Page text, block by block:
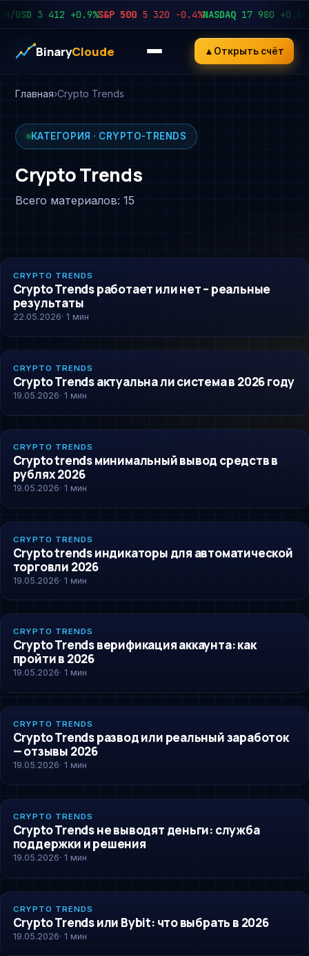
3 412 +0.9%S&P 500 5 320 −0.4%NASDAQ 17 980 +0.6%
BinaryCloude ▲ Открыть счёт
Главная Crypto Trends
КАТЕГОРИЯ · CRYPTO-TRENDS
Crypto Trends
Всего материалов: 15
CRYPTO-TRENDS
CRYPTO TRENDS
Crypto Trends работает или нет – реальные
результаты
22.05.2026· 1 мин
CRYPTO-TRENDS
CRYPTO TRENDS
Crypto Trends актуальна ли система в 2026 году
19.05.2026· 1 мин
CRYPTO-TRENDS
CRYPTO TRENDS
Crypto trends минимальный вывод средств в
рублях 2026
19.05.2026· 1 мин
CRYPTO-TRENDS
CRYPTO TRENDS
Crypto trends индикаторы для автоматической
торговли 2026
19.05.2026· 1 мин
CRYPTO-TRENDS
CRYPTO TRENDS
Crypto Trends верификация аккаунта: как
пройти в 2026
19.05.2026· 1 мин
CRYPTO-TRENDS
CRYPTO TRENDS
Crypto Trends развод или реальный заработок
— отзывы 2026
19.05.2026· 1 мин
CRYPTO-TRENDS
CRYPTO TRENDS
Crypto Trends не выводят деньги: служба
поддержки и решения
19.05.2026· 1 мин
CRYPTO-TRENDS
CRYPTO TRENDS
Crypto Trends или Bybit: что выбрать в 2026
19.05.2026· 1 мин